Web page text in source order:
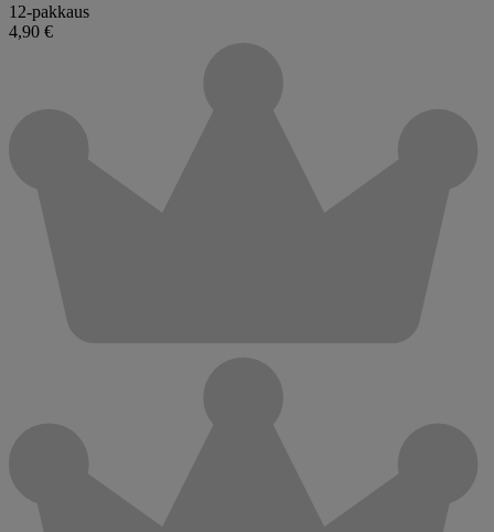
12-pakkaus
4,90 €